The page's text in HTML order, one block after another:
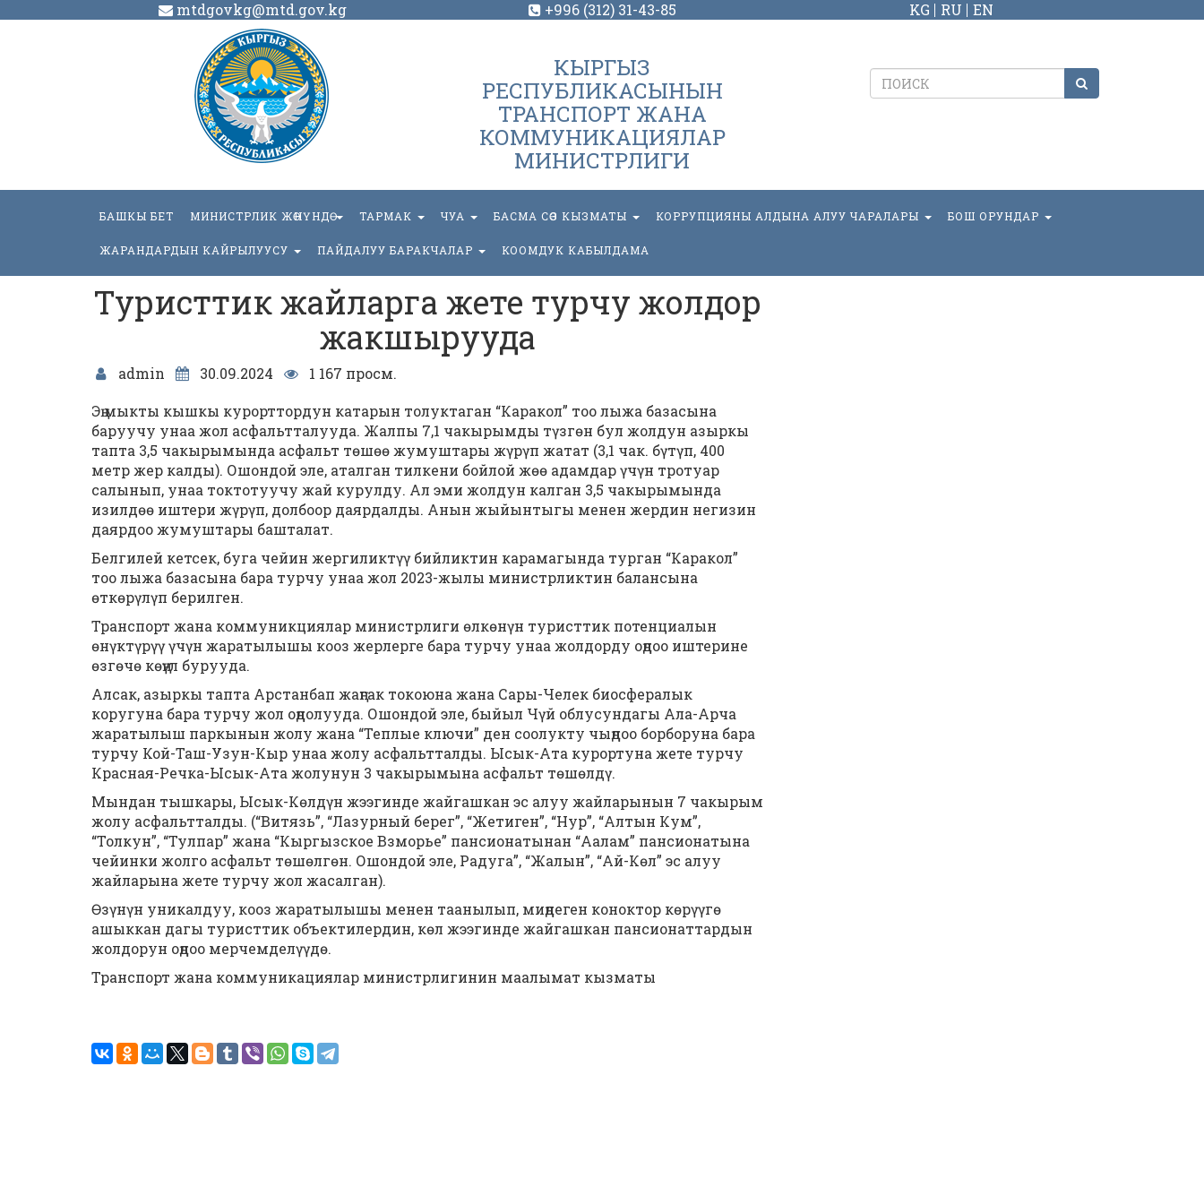
mtdgovkg@mtd.gov.kg +996 (312) 31-43-85 KG RU EN
КЫРГЫЗ
РЕСПУБЛИКАСЫНЫН
ТРАНСПОРТ ЖАНА
КОММУНИКАЦИЯЛАР
МИНИСТРЛИГИ
БАШКЫ БЕТ МИНИСТРЛИК ЖӨНҮНДӨ ТАРМАК ЧУА БАСМА СӨЗ КЫЗМАТЫ КОРРУПЦИЯНЫ АЛДЫНА АЛУУ ЧАРАЛАРЫ БОШ ОРУНДАР
ЖАРАНДАРДЫН КАЙРЫЛУУСУ ПАЙДАЛУУ БАРАКЧАЛАР КООМДУК КАБЫЛДАМА
Туристтик жайларга жете турчу жолдор
жакшырууда
admin 30.09.2024
1 167 просм.
Эң мыкты кышкы курорттордун катарын толуктаган “Каракол” тоо лыжа базасына
баруучу унаа жол асфальтталууда. Жалпы 7,1 чакырымды түзгөн бул жолдун азыркы
тапта 3,5 чакырымында асфальт төшөө жумуштары жүрүп жатат (3,1 чак. бүтүп, 400
метр жер калды). Ошондой эле, аталган тилкени бойлой жөө адамдар үчүн тротуар
салынып, унаа токтотуучу жай курулду. Ал эми жолдун калган 3,5 чакырымында
изилдөө иштери жүрүп, долбоор даярдалды. Анын жыйынтыгы менен жердин негизин
даярдоо жумуштары башталат.
Белгилей кетсек, буга чейин жергиликтүү бийликтин карамагында турган “Каракол”
тоо лыжа базасына бара турчу унаа жол 2023-жылы министрликтин балансына
өткөрүлүп берилген.
Транспорт жана коммуникциялар министрлиги өлкөнүн туристтик потенциалын
өнүктүрүү үчүн жаратылышы кооз жерлерге бара турчу унаа жолдорду оңдоо иштерине
өзгөчө көңүл бурууда.
Алсак, азыркы тапта Арстанбап жаңгак токоюна жана Сары-Челек биосфералык
коругуна бара турчу жол оңдолууда. Ошондой эле, быйыл Чүй облусундагы Ала-Арча
жаратылыш паркынын жолу жана “Теплые ключи” ден соолукту чыңдоо борборуна бара
турчу Кой-Таш-Узун-Кыр унаа жолу асфальтталды. Ысык-Ата курортуна жете турчу
Красная-Речка-Ысык-Ата жолунун 3 чакырымына асфальт төшөлдү.
Мындан тышкары, Ысык-Көлдүн жээгинде жайгашкан эс алуу жайларынын 7 чакырым
жолу асфальтталды. (“Витязь”, “Лазурный берег”, “Жетиген”, “Нур”, “Алтын Кум”,
“Толкун”, “Тулпар” жана “Кыргызское Взморье” пансионатынан “Аалам” пансионатына
чейинки жолго асфальт төшөлгөн. Ошондой эле, Радуга”, “Жалын”, “Ай-Көл” эс алуу
жайларына жете турчу жол жасалган).
Өзүнүн уникалдуу, кооз жаратылышы менен таанылып, миңдеген коноктор көрүүгө
ашыккан дагы туристтик объектилердин, көл жээгинде жайгашкан пансионаттардын
жолдорун оңдоо мерчемделүүдө.
Транспорт жана коммуникациялар министрлигинин маалымат кызматы